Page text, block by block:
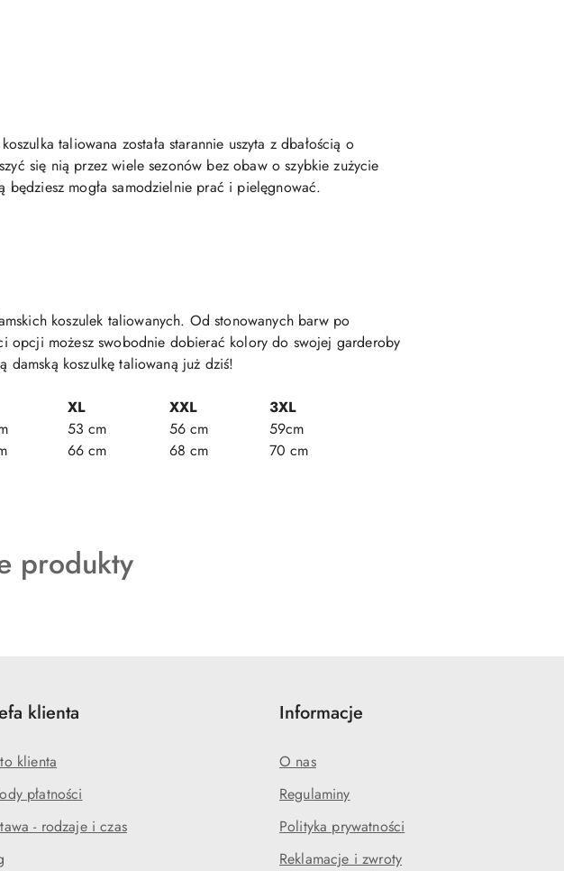
taliowana została starannie uszyta z dbałością o
się nią przez wiele sezonów bez obaw o szybkie zużycie
będziesz mogła samodzielnie prać i pielęgnować.
koszulek taliowanych. Od stonowanych barw po
opcji możesz swobodnie dobierać kolory do swojej garderoby
damską koszulkę taliowaną już dziś!
XL XXL
3XL
53 cm 56 cm
59cm
66 cm 68 cm 70 cm
produkty
klienta
klienta
płatności
- rodzaje i czas
Informacje
O nas
Regulaminy
Polityka prywatności
Reklamacje i zwroty